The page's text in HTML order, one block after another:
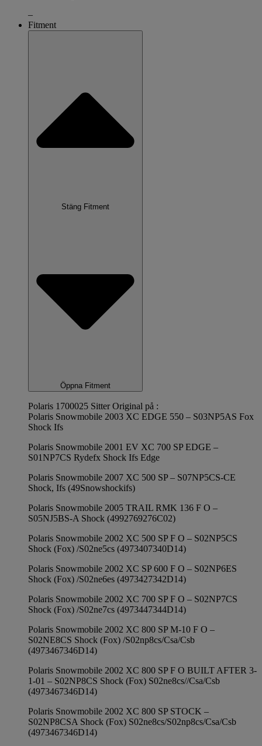
–
Fitment
Stäng Fitment
Öppna Fitment
Polaris 1700025 Sitter Original på :
Polaris Snowmobile 2003 XC EDGE 550 – S03NP5AS Fox
Shock Ifs
Polaris Snowmobile 2001 EV XC 700 SP EDGE –
S01NP7CS Rydefx Shock Ifs Edge
Polaris Snowmobile 2007 XC 500 SP – S07NP5CS-CE
Shock, Ifs (49Snowshockifs)
Polaris Snowmobile 2005 TRAIL RMK 136 F O –
S05NJ5BS-A Shock (4992769276C02)
Polaris Snowmobile 2002 XC 500 SP F O – S02NP5CS
Shock (Fox) /S02ne5cs (4973407340D14)
Polaris Snowmobile 2002 XC SP 600 F O – S02NP6ES
Shock (Fox) /S02ne6es (4973427342D14)
Polaris Snowmobile 2002 XC 700 SP F O – S02NP7CS
Shock (Fox) /S02ne7cs (4973447344D14)
Polaris Snowmobile 2002 XC 800 SP M-10 F O –
S02NE8CS Shock (Fox) /S02np8cs/Csa/Csb
(4973467346D14)
Polaris Snowmobile 2002 XC 800 SP F O BUILT AFTER 3-
1-01 – S02NP8CS Shock (Fox) S02ne8cs//Csa/Csb
(4973467346D14)
Polaris Snowmobile 2002 XC 800 SP STOCK –
S02NP8CSA Shock (Fox) S02ne8cs/S02np8cs/Csa/Csb
(4973467346D14)